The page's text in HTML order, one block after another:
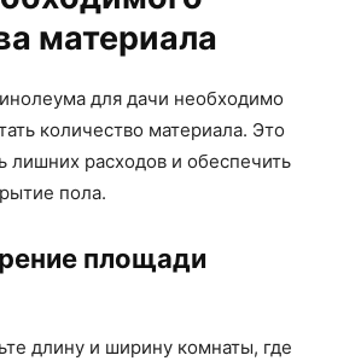
материала
для дачи необходимо
количество материала. Это
лишних расходов и обеспечить
пола.
площади
длину и ширину комнаты, где